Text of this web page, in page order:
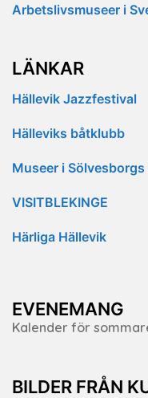
Arbetslivsmuseer i
LÄNKAR
Hällevik Jazzfestival
Hälleviks båtklubb
Museer i
VISITBLEKINGE
Härliga Hällevik
EVENEMANG
Kalender för
BILDER FRÅN